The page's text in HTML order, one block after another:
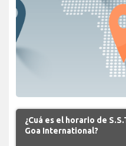
¿Cuá es el horario de
Goa International?